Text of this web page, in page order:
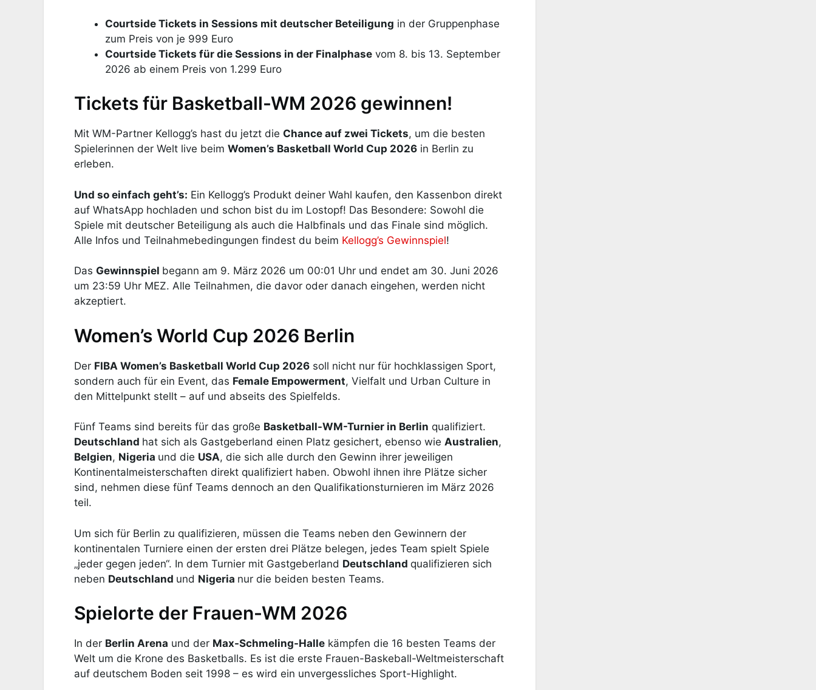
Courtside Tickets in Sessions mit deutscher Beteiligung in der Gruppenphase
zum Preis von je 999 Euro
Courtside Tickets für die Sessions in der Finalphase vom 8. bis 13. September
2026 ab einem Preis von 1.299 Euro
Tickets für Basketball-WM 2026 gewinnen!
Mit WM-Partner Kellogg’s hast du jetzt die Chance auf zwei Tickets, um die besten
Spielerinnen der Welt live beim Women’s Basketball World Cup 2026 in Berlin zu
erleben.
Und so einfach geht’s: Ein Kellogg’s Produkt deiner Wahl kaufen, den Kassenbon direkt
auf WhatsApp hochladen und schon bist du im Lostopf! Das Besondere: Sowohl die
Spiele mit deutscher Beteiligung als auch die Halbfinals und das Finale sind möglich.
Alle Infos und Teilnahmebedingungen findest du beim Kellogg’s Gewinnspiel!
Das Gewinnspiel begann am 9. März 2026 um 00:01 Uhr und endet am 30. Juni 2026
um 23:59 Uhr MEZ. Alle Teilnahmen, die davor oder danach eingehen, werden nicht
akzeptiert.
Women’s World Cup 2026 Berlin
Der FIBA Women’s Basketball World Cup 2026 soll nicht nur für hochklassigen Sport,
sondern auch für ein Event, das Female Empowerment, Vielfalt und Urban Culture in
den Mittelpunkt stellt – auf und abseits des Spielfelds.
Fünf Teams sind bereits für das große Basketball-WM-Turnier in Berlin qualifiziert.
Deutschland hat sich als Gastgeberland einen Platz gesichert, ebenso wie Australien,
Belgien, Nigeria und die USA, die sich alle durch den Gewinn ihrer jeweiligen
Kontinentalmeisterschaften direkt qualifiziert haben. Obwohl ihnen ihre Plätze sicher
sind, nehmen diese fünf Teams dennoch an den Qualifikationsturnieren im März 2026
teil.
Um sich für Berlin zu qualifizieren, müssen die Teams neben den Gewinnern der
kontinentalen Turniere einen der ersten drei Plätze belegen, jedes Team spielt Spiele
„jeder gegen jeden“. In dem Turnier mit Gastgeberland Deutschland qualifizieren sich
neben Deutschland und Nigeria nur die beiden besten Teams.
Spielorte der Frauen-WM 2026
In der Berlin Arena und der Max-Schmeling-Halle kämpfen die 16 besten Teams der
Welt um die Krone des Basketballs. Es ist die erste Frauen-Baskeball-Weltmeisterschaft
auf deutschem Boden seit 1998 – es wird ein unvergessliches Sport-Highlight.